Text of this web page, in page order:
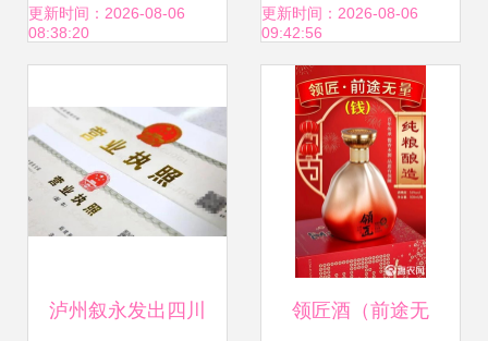
全指南
更新时间：2026-08-06
08:38:20
\n\n在现代社会，
预包装食品的法定
信息在于产品的溯
源性及其合法性，
它是消费者了解食
更新时间：2026-08-06
09:42:56
泸州叙永发出四川 领匠酒（前途无